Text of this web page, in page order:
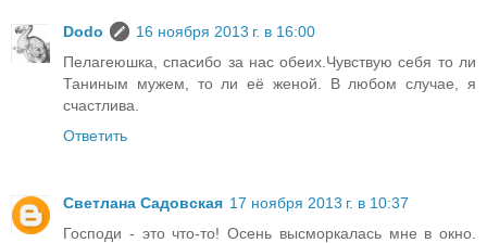
Dodo
16 ноября 2013 г. в 16:00
Пелагеюшка, спасибо за нас обеих.Чувствую себя то ли
Таниным мужем, то ли её женой. В любом случае, я
счастлива.
Ответить
Светлана Садовская 17 ноября 2013 г. в 10:37
Господи - это что-то! Осень высморкалась мне в окно.